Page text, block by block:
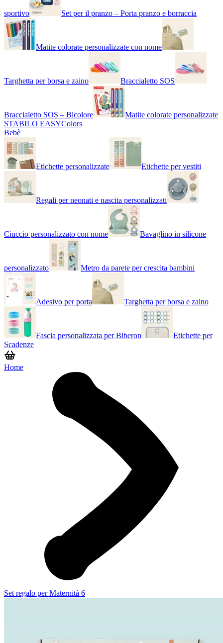
sportivo Set per il pranzo – Porta pranzo e borraccia
Matite colorate personalizzate con nome
Targhetta per borsa e zaino Braccialetto SOS
Braccialetto SOS – Bicolore
Matite colorate personalizzate
STABILO EASYColors
Bebè
Etichette personalizzate Etichette per vestiti
Regali per neonati e nascita personalizzati
Ciuccio personalizzato con nome Bavaglino in silicone
personalizzato Metro da parete per crescita bambini
Adesivo per porta Targhetta per borsa e zaino
Fascia personalizzata per Biberon
Etichette per
Scadenze
Home
Set regalo per Maternità 6